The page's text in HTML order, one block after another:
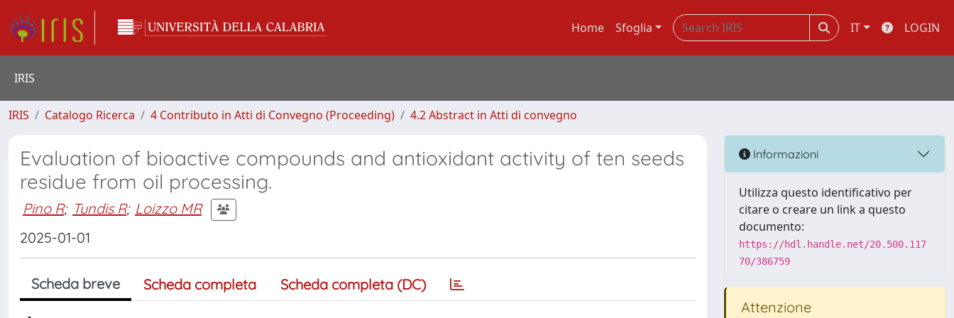
Home Sfoglia IT LOGIN
IRIS
IRIS Catalogo Ricerca 4 Contributo in Atti di Convegno (Proceeding) 4.2 Abstract in Atti di convegno
Evaluation of bioactive compounds and antioxidant activity of ten seeds
residue from oil processing.
Pino R; Tundis R; Loizzo MR
2025-01-01
Scheda breve Scheda completa Scheda completa (DC)
Informazioni
Utilizza questo identificativo per
citare o creare un link a questo
documento:
https://hdl.handle.net/20.500.117
70/386759
Attenzione